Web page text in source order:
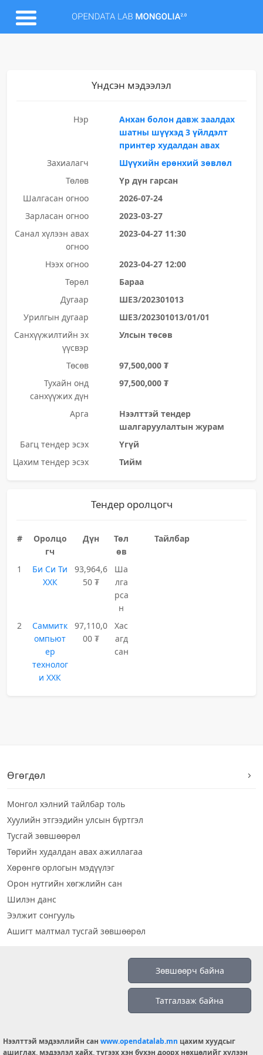
Үндсэн мэдээлэл
Нэр
Анхан болон давж заалдах
шатны шүүхэд 3 үйлдэлт
принтер худалдан авах
Захиалагч
Шүүхийн ерөнхий зөвлөл
Төлөв
Үр дүн гарсан
Шалгасан огноо
2026-07-24
Зарласан огноо
2023-03-27
Санал хүлээн авах
огноо
2023-04-27 11:30
Нээх огноо
2023-04-27 12:00
Төрөл
Бараа
Дугаар
ШЕЗ/202301013
Урилгын дугаар
ШЕЗ/202301013/01/01
Санхүүжилтийн эх
үүсвэр
Улсын төсөв
Төсөв
97,500,000 ₮
Тухайн онд
санхүүжих дүн
97,500,000 ₮
Арга
Нээлттэй тендер
шалгаруулалтын журам
Багц тендер эсэх
Үгүй
Цахим тендер эсэх
Тийм
Тендер оролцогч
#
Оролцо
гч
Дүн
Төл
өв
Тайлбар
1
Би Си Ти
ХХК
93,964,6
50 ₮
Ша
лга
рса
н
2
Саммитк
омпьют
ер
технолог
и ХХК
97,110,0
00 ₮
Хас
агд
сан
Өгөгдөл
Монгол хэлний тайлбар толь
Хуулийн этгээдийн улсын бүртгэл
Тусгай зөвшөөрөл
Төрийн худалдан авах ажиллагаа
Хөрөнгө орлогын мэдүүлэг
Орон нутгийн хөгжлийн сан
Шилэн данс
Ээлжит сонгууль
Ашигт малтмал тусгай зөвшөөрөл
info@opendatalab.mn
Зөвшөөрч байна
Татгалзаж байна
Нээлттэй мэдээллийн сан www.opendatalab.mn цахим хуудсыг
ашиглах, мэдээлэл хайх, түгээх хэн бүхэн доорх нөхцөлийг хүлээн